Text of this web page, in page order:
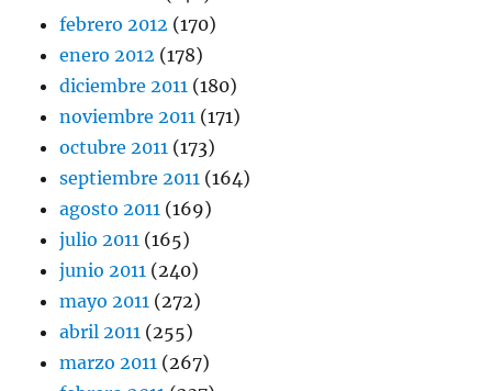
febrero 2012 (170)
enero 2012 (178)
diciembre 2011 (180)
noviembre 2011 (171)
octubre 2011 (173)
septiembre 2011 (164)
agosto 2011 (169)
julio 2011 (165)
junio 2011 (240)
mayo 2011 (272)
abril 2011 (255)
marzo 2011 (267)